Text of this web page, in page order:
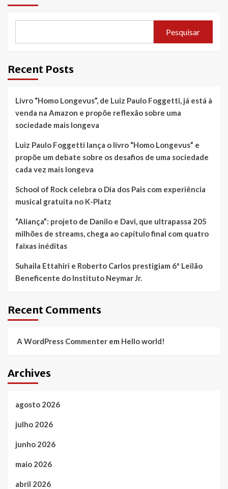
Pesquisar
Recent Posts
Livro “Homo Longevus”, de Luiz Paulo Foggetti, já está à
venda na Amazon e propõe reflexão sobre uma
sociedade mais longeva
Luiz Paulo Foggetti lança o livro “Homo Longevus” e
propõe um debate sobre os desafios de uma sociedade
cada vez mais longeva
School of Rock celebra o Dia dos Pais com experiência
musical gratuita no K-Platz
“Aliança”: projeto de Danilo e Davi, que ultrapassa 205
milhões de streams, chega ao capítulo final com quatro
faixas inéditas
Suhaila Ettahiri e Roberto Carlos prestigiam 6º Leilão
Beneficente do Instituto Neymar Jr.
Recent Comments
A WordPress Commenter em Hello world!
Archives
agosto 2026
julho 2026
junho 2026
maio 2026
abril 2026